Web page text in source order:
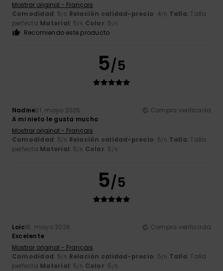
Mostrar original - Français
Comodidad: 5/5 Relación calidad-precio: 4/5 Talla: Talla
perfecta Material: 5/5 Color: 5 /5
Recomiendo este producto
5/5
Nadine21. mayo 2026
Compra verificada
A mi nieto le gusta mucho
Mostrar original - Français
Comodidad: 5/5 Relación calidad-precio: 5/5 Talla: Talla
perfecta Material: 5/5 Color: 5 /5
5/5
Loic16. mayo 2026
Compra verificada
Excelente
Mostrar original - Français
Comodidad: 5/5 Relación calidad-precio: 5/5 Talla: Talla
perfecta Material: 5/5 Color: 5 /5